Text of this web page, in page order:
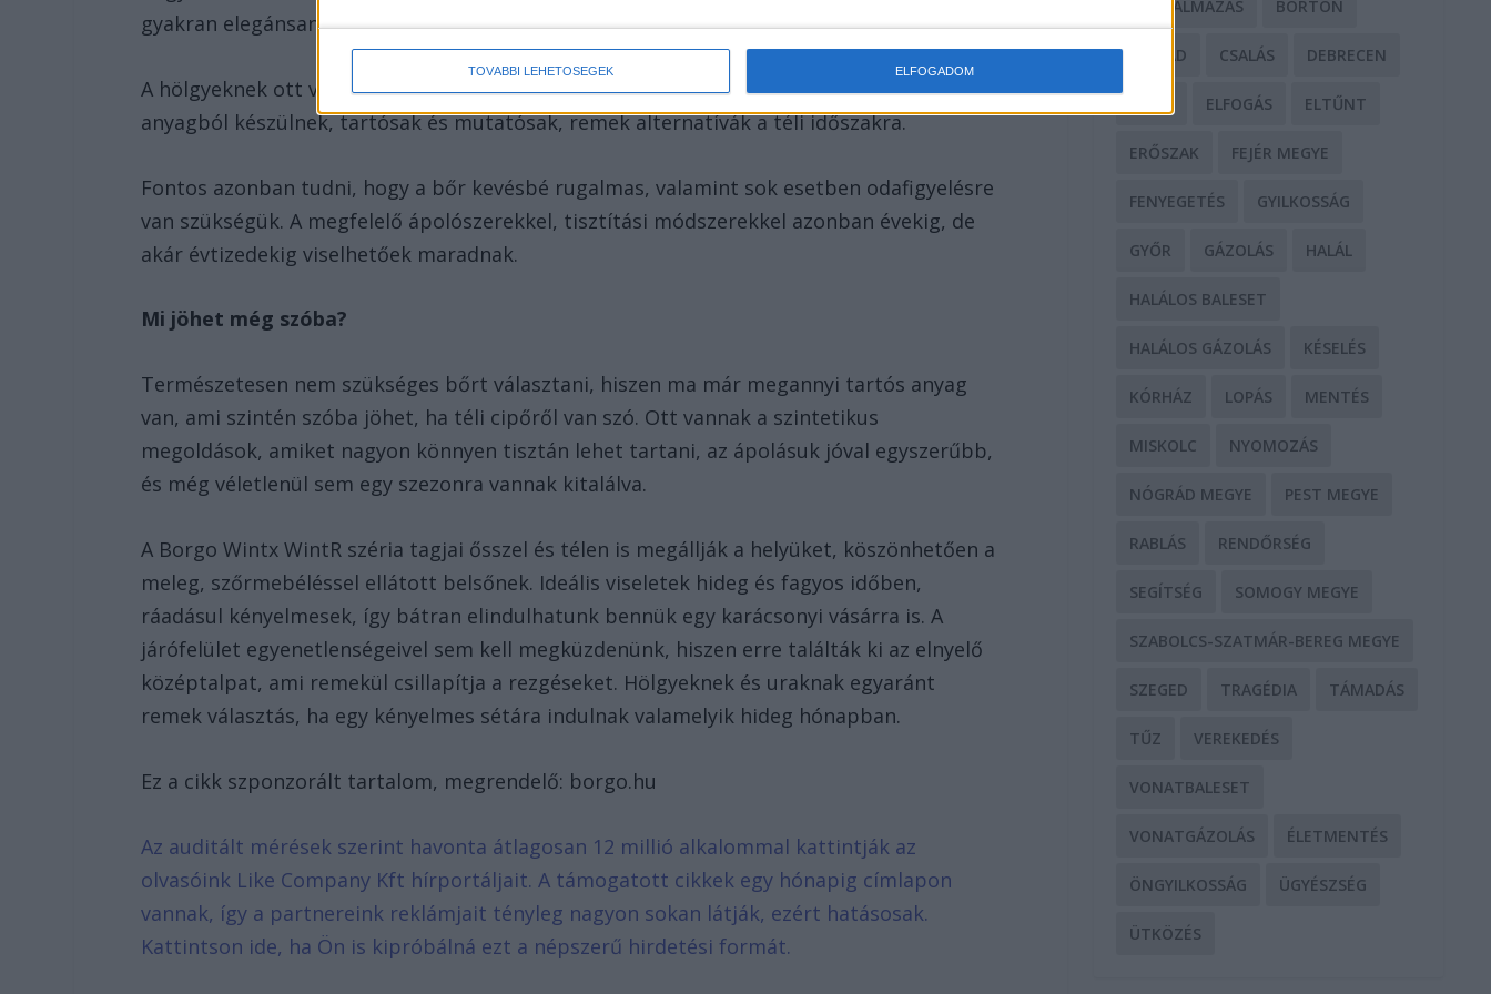
TOVÁBBI LEHETŐSÉGEK ELFOGADOM
gyakran elegánsan kell megjelenniük egy meetingen, egy tárgyaláson.
A hölgyeknek ott vannak még a Tamaris modellek is, amelyek hasonlóan kiváló minőségű
anyagból készülnek, tartósak és mutatósak, remek alternatívák a téli időszakra.
Fontos azonban tudni, hogy a bőr kevésbé rugalmas, valamint sok esetben odafigyelésre
van szükségük. A megfelelő ápolószerekkel, tisztítási módszerekkel azonban évekig, de
akár évtizedekig viselhetőek maradnak.
Mi jöhet még szóba?
Természetesen nem szükséges bőrt választani, hiszen ma már megannyi tartós anyag
van, ami szintén szóba jöhet, ha téli cipőről van szó. Ott vannak a szintetikus
megoldások, amiket nagyon könnyen tisztán lehet tartani, az ápolásuk jóval egyszerűbb,
és még véletlenül sem egy szezonra vannak kitalálva.
A Borgo Wintx WintR széria tagjai ősszel és télen is megállják a helyüket, köszönhetően a
meleg, szőrmebéléssel ellátott belsőnek. Ideális viseletek hideg és fagyos időben,
ráadásul kényelmesek, így bátran elindulhatunk bennük egy karácsonyi vásárra is. A
járófelület egyenetlenségeivel sem kell megküzdenünk, hiszen erre találták ki az elnyelő
középtalpat, ami remekül csillapítja a rezgéseket. Hölgyeknek és uraknak egyaránt
remek választás, ha egy kényelmes sétára indulnak valamelyik hideg hónapban.
Ez a cikk szponzorált tartalom, megrendelő: borgo.hu
Az auditált mérések szerint havonta átlagosan 12 millió alkalommal kattintják az
olvasóink Like Company Kft hírportáljait. A támogatott cikkek egy hónapig címlapon
vannak, így a partnereink reklámjait tényleg nagyon sokan látják, ezért hatásosak.
Kattintson ide, ha Ön is kipróbálná ezt a népszerű hirdetési formát.
BÁNTALMAZÁS BÖRTÖN
CSALÁD CSALÁS DEBRECEN
ELFOGÁS ELTŰNT
ERŐSZAK FEJÉR MEGYE
FENYEGETÉS GYILKOSSÁG
GYŐR GÁZOLÁS HALÁL
HALÁLOS BALESET
HALÁLOS GÁZOLÁS KÉSELÉS
KÓRHÁZ LOPÁS MENTÉS
MISKOLC NYOMOZÁS
NÓGRÁD MEGYE PEST MEGYE
RABLÁS RENDŐRSÉG
SEGÍTSÉG SOMOGY MEGYE
SZABOLCS-SZATMÁR-BEREG MEGYE
SZEGED TRAGÉDIA TÁMADÁS
TŰZ VEREKEDÉS
VONATBALESET
VONATGÁZOLÁS ÉLETMENTÉS
ÖNGYILKOSSÁG ÜGYÉSZSÉG
ÜTKÖZÉS